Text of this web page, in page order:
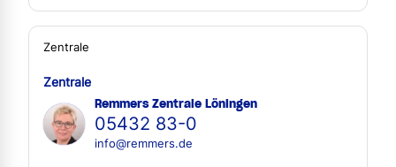
Zentrale
Zentrale
Remmers Zentrale Löningen
05432 83-0
info@remmers.de